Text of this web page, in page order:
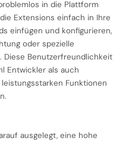
in die Plattform
Extensions einfach in Ihre
einfügen und konfigurieren,
oder spezielle
Diese Benutzerfreundlichkeit
Entwickler als auch
Funktionen
ausgelegt, eine hohe